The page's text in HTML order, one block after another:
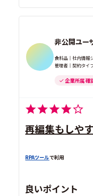
非公開ユー
食料品｜社内情報
管理者｜契約タイ
企業所属 確
再編集もしや
RPAツールで利用
良いポイント